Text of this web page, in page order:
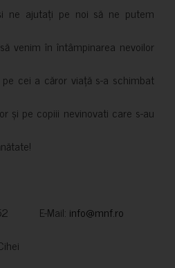
ne ajutați pe noi să ne putem
venim în întâmpinarea nevoilor
cei a căror viață s-a schimbat
și pe copiii nevinovati care s-au
E-Mail: info@mnf.ro